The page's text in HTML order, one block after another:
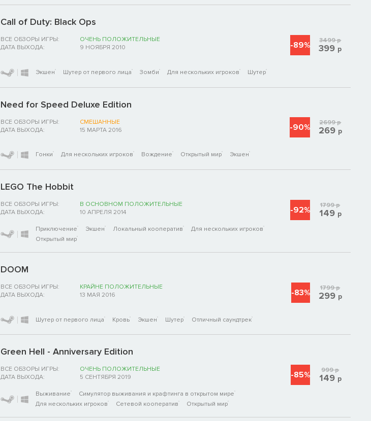
Call of Duty: Black Ops
ВСЕ ОБЗОРЫ ИГРЫ:
ОЧЕНЬ ПОЛОЖИТЕЛЬНЫЕ
ДАТА ВЫХОДА:
9 НОЯБРЯ 2010
Экшен Шутер от первого лица Зомби Для нескольких игроков Шутер
-89% 3499р
399 р
Need for Speed Deluxe Edition
ВСЕ ОБЗОРЫ ИГРЫ:
СМЕШАННЫЕ
ДАТА ВЫХОДА:
15 МАРТА 2016
Гонки Для нескольких игроков Вождение Открытый мир Экшен
-90% 2699р
269 р
LEGO The Hobbit
ВСЕ ОБЗОРЫ ИГРЫ:
В ОСНОВНОМ ПОЛОЖИТЕЛЬНЫЕ
ДАТА ВЫХОДА:
10 АПРЕЛЯ 2014
Приключение Экшен Локальный кооператив
Для нескольких игроков
Открытый мир
-92% 1799р
149 р
DOOM
ВСЕ ОБЗОРЫ ИГРЫ:
КРАЙНЕ ПОЛОЖИТЕЛЬНЫЕ
ДАТА ВЫХОДА:
13 МАЯ 2016
Шутер от первого лица Кровь Экшен Шутер Отличный саундтрек
-83% 1799р
299 р
Green Hell - Anniversary Edition
ВСЕ ОБЗОРЫ ИГРЫ:
ОЧЕНЬ ПОЛОЖИТЕЛЬНЫЕ
ДАТА ВЫХОДА:
5 СЕНТЯБРЯ 2019
Выживание
Симулятор выживания и крафтинга в открытом мире
Для нескольких игроков
Сетевой кооператив Открытый мир
-85% 999р
149 р